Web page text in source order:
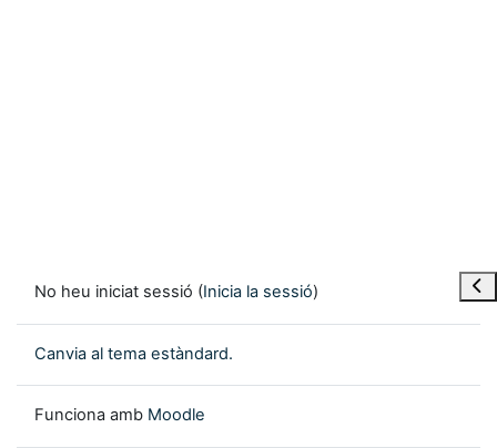
No heu iniciat sessió (Inicia la sessió)
Canvia al tema estàndard.
Funciona amb Moodle